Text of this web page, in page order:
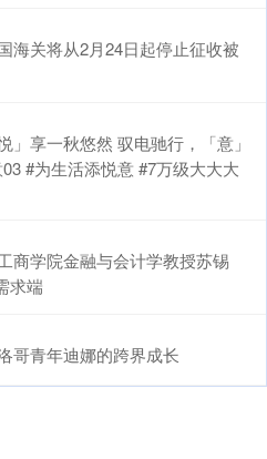
海关将从2月24日起停止征收被
」享一秋悠然 驭电驰行，「意」
#为生活添悦意 #7万级大大大
商学院金融与会计学教授苏锡
求端
哥青年迪娜的跨界成长